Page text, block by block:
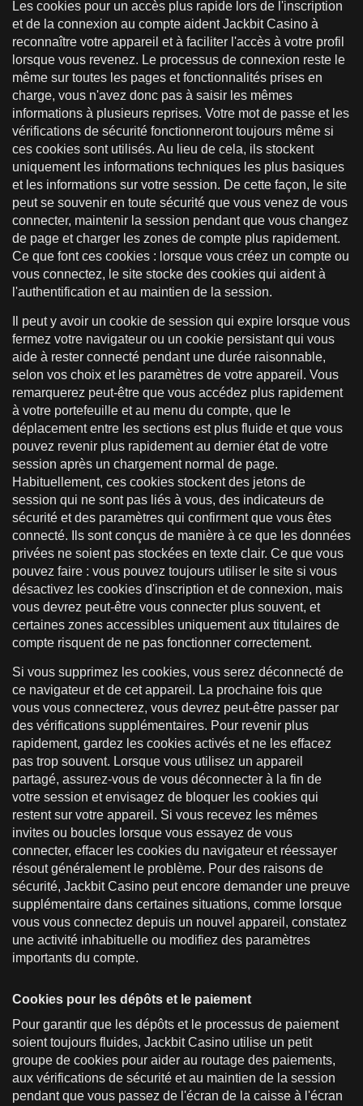
Les cookies pour un accès plus rapide lors de l'inscription
et de la connexion au compte aident Jackbit Casino à
reconnaître votre appareil et à faciliter l'accès à votre profil
lorsque vous revenez. Le processus de connexion reste le
même sur toutes les pages et fonctionnalités prises en
charge, vous n'avez donc pas à saisir les mêmes
informations à plusieurs reprises. Votre mot de passe et les
vérifications de sécurité fonctionneront toujours même si
ces cookies sont utilisés. Au lieu de cela, ils stockent
uniquement les informations techniques les plus basiques
et les informations sur votre session. De cette façon, le site
peut se souvenir en toute sécurité que vous venez de vous
connecter, maintenir la session pendant que vous changez
de page et charger les zones de compte plus rapidement.
Ce que font ces cookies : lorsque vous créez un compte ou
vous connectez, le site stocke des cookies qui aident à
l'authentification et au maintien de la session.
Il peut y avoir un cookie de session qui expire lorsque vous
fermez votre navigateur ou un cookie persistant qui vous
aide à rester connecté pendant une durée raisonnable,
selon vos choix et les paramètres de votre appareil. Vous
remarquerez peut-être que vous accédez plus rapidement
à votre portefeuille et au menu du compte, que le
déplacement entre les sections est plus fluide et que vous
pouvez revenir plus rapidement au dernier état de votre
session après un chargement normal de page.
Habituellement, ces cookies stockent des jetons de
session qui ne sont pas liés à vous, des indicateurs de
sécurité et des paramètres qui confirment que vous êtes
connecté. Ils sont conçus de manière à ce que les données
privées ne soient pas stockées en texte clair. Ce que vous
pouvez faire : vous pouvez toujours utiliser le site si vous
désactivez les cookies d'inscription et de connexion, mais
vous devrez peut-être vous connecter plus souvent, et
certaines zones accessibles uniquement aux titulaires de
compte risquent de ne pas fonctionner correctement.
Si vous supprimez les cookies, vous serez déconnecté de
ce navigateur et de cet appareil. La prochaine fois que
vous vous connecterez, vous devrez peut-être passer par
des vérifications supplémentaires. Pour revenir plus
rapidement, gardez les cookies activés et ne les effacez
pas trop souvent. Lorsque vous utilisez un appareil
partagé, assurez-vous de vous déconnecter à la fin de
votre session et envisagez de bloquer les cookies qui
restent sur votre appareil. Si vous recevez les mêmes
invites ou boucles lorsque vous essayez de vous
connecter, effacer les cookies du navigateur et réessayer
résout généralement le problème. Pour des raisons de
sécurité, Jackbit Casino peut encore demander une preuve
supplémentaire dans certaines situations, comme lorsque
vous vous connectez depuis un nouvel appareil, constatez
une activité inhabituelle ou modifiez des paramètres
importants du compte.
Cookies pour les dépôts et le paiement
Pour garantir que les dépôts et le processus de paiement
soient toujours fluides, Jackbit Casino utilise un petit
groupe de cookies pour aider au routage des paiements,
aux vérifications de sécurité et au maintien de la session
pendant que vous passez de l'écran de la caisse à l'écran